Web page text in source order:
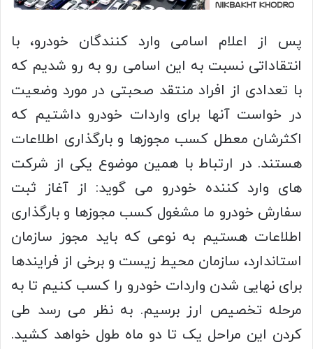
پس از اعلام اسامی وارد کنندگان خودرو، با
انتقاداتی نسبت به این اسامی رو به رو شدیم که
با تعدادی از افراد منتقد صحبتی در مورد وضعیت
در خواست آنها برای واردات خودرو داشتیم که
اکثرشان معطل کسب مجوزها و بارگذاری اطلاعات
هستند. در ارتباط با همین موضوع یکی از شرکت
های وارد کننده خودرو می گوید: از آغاز ثبت
سفارش خودرو ما مشغول کسب مجوزها و بارگذاری
اطلاعات هستیم به نوعی که باید مجوز سازمان
استاندارد، سازمان محیط زیست و برخی از فرایندها
برای نهایی شدن واردات خودرو را کسب کنیم تا به
مرحله تخصیص ارز برسیم. به نظر می رسد طی
کردن این مراحل یک تا دو ماه طول خواهد کشید.